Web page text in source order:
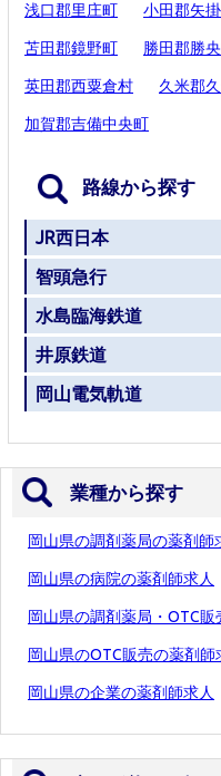
浅口郡里庄町 小田郡矢
苫田郡鏡野町 勝田郡勝
英田郡西粟倉村 久米郡
加賀郡吉備中央町
路線から探す
JR西日本
智頭急行
水島臨海鉄道
井原鉄道
岡山電気軌道
業種から探す
岡山県の調剤薬局の薬剤師
岡山県の病院の薬剤師求人
岡山県の調剤薬局・OTC販
岡山県のOTC販売の薬剤師
岡山県の企業の薬剤師求人